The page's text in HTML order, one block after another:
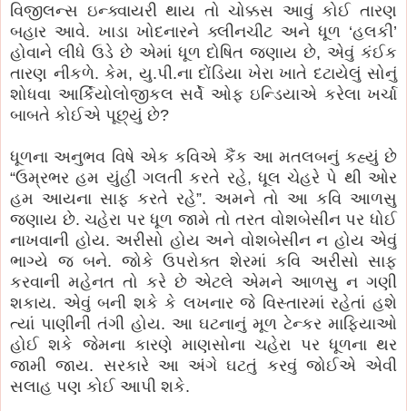
વિજીલન્સ ઇન્ક્વાયરી થાય તો ચોક્કસ આવું કોઈ તારણ
બહાર આવે. ખાડા ખોદનારને ક્લીનચીટ અને ધૂળ ‘હલકી’
હોવાને લીધે ઉડે છે એમાં ધૂળ દોષિત જણાય છે, એવું કંઈક
તારણ નીકળે. કેમ, યુ.પી.ના દોંડિયા ખેરા ખાતે દટાયેલું સોનું
શોધવા આર્કિયોલોજીકલ સર્વે ઓફ ઇન્ડિયાએ કરેલા ખર્ચા
બાબતે કોઈએ પૂછ્યું છે?
ધૂળના અનુભવ વિષે એક કવિએ કૈંક આ મતલબનું કહ્યું છે
“ઉમ્રભર હમ યુંહીં ગલતી કરતે રહે, ધૂલ ચેહરે પે થી ઓર
હમ આયના સાફ કરતે રહે”. અમને તો આ કવિ આળસુ
જણાય છે. ચહેરા પર ધૂળ જામે તો તરત વોશબેસીન પર ધોઈ
નાખવાની હોય. અરીસો હોય અને વોશબેસીન ન હોય એવું
ભાગ્યે જ બને. જોકે ઉપરોક્ત શેરમાં કવિ અરીસો સાફ
કરવાની મહેનત તો કરે છે એટલે એમને આળસુ ન ગણી
શકાય. એવું બની શકે કે લખનાર જે વિસ્તારમાં રહેતાં હશે
ત્યાં પાણીની તંગી હોય. આ ઘટનાનું મૂળ ટેન્કર માફિયાઓ
હોઈ શકે જેમના કારણે માણસોના ચહેરા પર ધૂળના થર
જામી જાય. સરકારે આ અંગે ઘટતું કરવું જોઈએ એવી
સલાહ પણ કોઈ આપી શકે.